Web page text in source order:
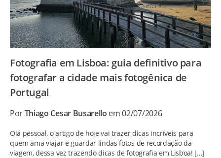
Fotografia em Lisboa: guia definitivo para
fotografar a cidade mais fotogênica de
Portugal
PorThiago Cesar Busarello em 02/07/2026
Olá pessoal, o artigo de hoje vai trazer dicas incríveis para
quem ama viajar e guardar lindas fotos de recordação da
viagem, dessa vez trazendo dicas de fotografia em Lisboa! […]